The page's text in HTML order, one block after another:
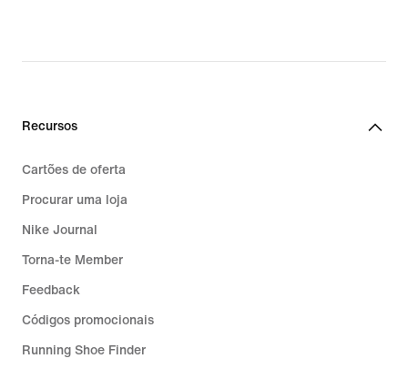
Recursos
Cartões de oferta
Procurar uma loja
Nike Journal
Torna-te Member
Feedback
Códigos promocionais
Running Shoe Finder